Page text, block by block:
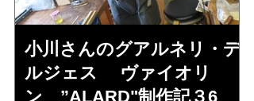
小川さんのグアルネリ・デ
ルジェス ヴァイオリ
ン ”ALARD"制作記３6